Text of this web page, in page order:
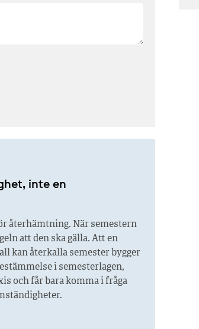
inte en
återhämtning. När semestern
att den ska gälla. Att en
kan återkalla semester bygger
i semesterlagen,
och får bara komma i fråga